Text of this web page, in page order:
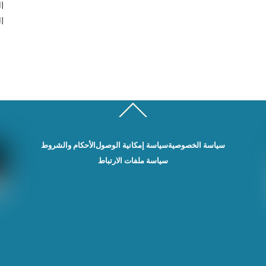
To
سياسة الخصوصيةسياسة إمكانية الوصولالأحكام والشروط
سياسة ملفات الارتباط